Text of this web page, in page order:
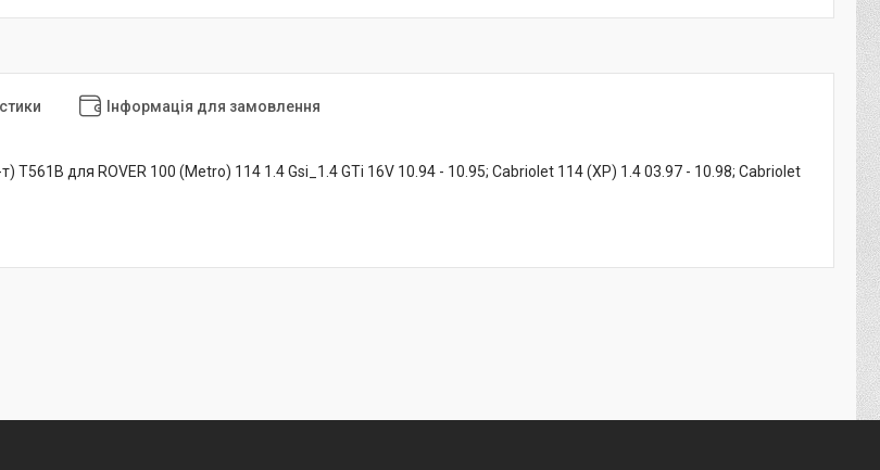
Інформація для замовлення
T561B для ROVER 100 (Metro) 114 1.4 Gsi_1.4 GTi 16V 10.94 - 10.95; Cabriolet 114 (XP) 1.4 03.97 - 10.98; Cabriolet